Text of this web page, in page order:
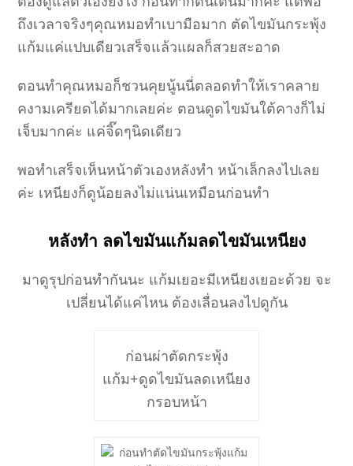
ถึงเวลาจริงๆคุณหมอทำเบามือมาก ตัดไขมันกระพุ้ง
แก้มแค่แปบเดียวเสร็จแล้วแผลก็สวยสะอาด
ตอนทำคุณหมอก็ชวนคุยนู้นนี่ตลอดทำให้เราคลาย
คงามเครียดได้มากเลยค่ะ ตอนดูดไขมันใต้คางก็ไม่
เจ็บมากค่ะ แค่จิ๊ดๆนิดเดียว
พอทำเสร็จเห็นหน้าตัวเองหลังทำ หน้าเล็กลงไปเลย
ค่ะ เหนียงก็ดูน้อยลงไม่แน่นเหมือนก่อนทำ
หลังทำ ลดไขมันแก้มลดไขมันเหนียง
มาดูรุปก่อนทำกันนะ แก้มเยอะมีเหนียงเยอะด้วย จะ
เปลี่ยนได้แค่ไหน ต้องเลื่อนลงไปดูกัน
ก่อนผ่าตัดกระพุ้ง
แก้ม+ดูดไขมันลดเหนียง
กรอบหน้า